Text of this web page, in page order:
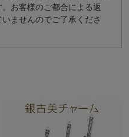
お客様のご都合による返
ませんのでご了承くださ